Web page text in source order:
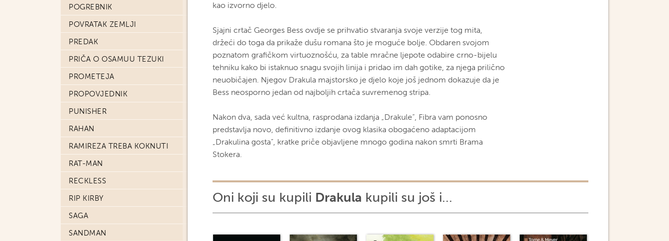
POGREBNIK
POVRATAK ZEMLJI
PREDAK
PRIČA O OSAMUU TEZUKI
PROMETEJA
PROPOVJEDNIK
PUNISHER
RAHAN
RAMIREZA TREBA KOKNUTI
RAT-MAN
RECKLESS
RIP KIRBY
SAGA
SANDMAN
kao izvorno djelo.
Sjajni crtač Georges Bess ovdje se prihvatio stvaranja svoje verzije tog mita,
držeći do toga da prikaže dušu romana što je moguće bolje. Obdaren svojom
poznatom grafičkom virtuoznošću, za table mračne ljepote odabire crno-bijelu
tehniku kako bi istaknuo snagu svojih linija i pridao im dah gotike, za njega prilično
neuobičajen. Njegov Drakula majstorsko je djelo koje još jednom dokazuje da je
Bess neosporno jedan od najboljih crtača suvremenog stripa.
Nakon dva, sada već kultna, rasprodana izdanja „Drakule“, Fibra vam ponosno
predstavlja novo, definitivno izdanje ovog klasika obogaćeno adaptacijom
„Drakulina gosta“, kratke priče objavljene mnogo godina nakon smrti Brama
Stokera.
Oni koji su kupili Drakula kupili su još i...